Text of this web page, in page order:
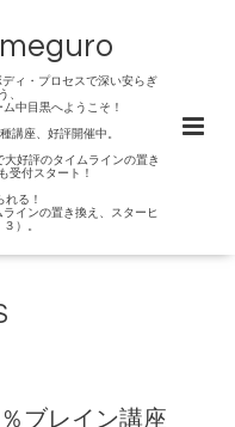
ィ・プロセスで深い安らぎ
、
中目黒へようこそ！
講座、好評開催中。
好評のタイムラインの置き
受付スタート！
れる！
インの置き換え、スターヒ
）。
ブレイン講座